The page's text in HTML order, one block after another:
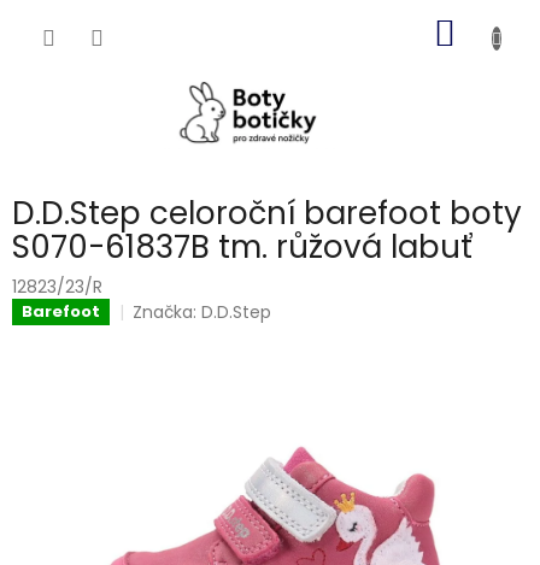
KOŠÍK
D.D.Step celoroční barefoot boty
S070-61837B tm. růžová labuť
12823/23/R
Barefoot Značka:D.D.Step